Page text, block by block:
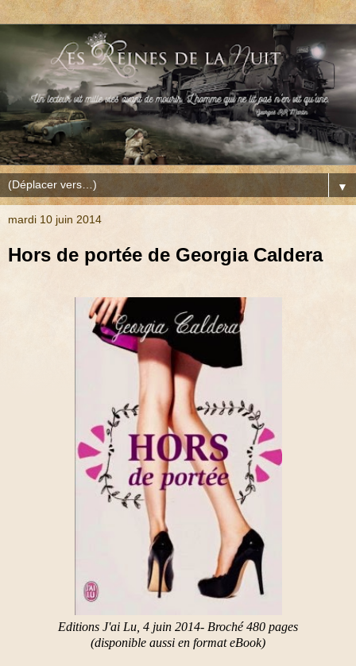
▼
mardi 10 juin 2014
Hors de portée de Georgia Caldera
Editions J'ai Lu, 4 juin 2014- Broché 480 pages
(disponible aussi en format eBook)